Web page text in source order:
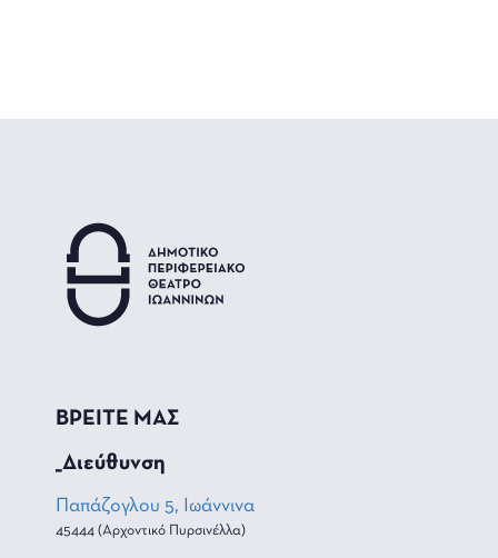
ΒΡΕΙΤΕ ΜΑΣ
_Διεύθυνση
Παπάζογλου 5, Ιωάννινα
45444 (Αρχοντικό Πυρσινέλλα)